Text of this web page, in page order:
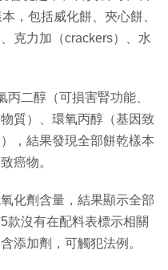
，包括威化餅、夾心餅、
克力加（crackers）、水
二醇（可損害腎功能、
質）、環氧丙醇（基因致
，結果發現全部餅乾樣本
癌物。
化劑含量，結果顯示全部
款沒有在配料表標示相關
添加劑，可觸犯法例。